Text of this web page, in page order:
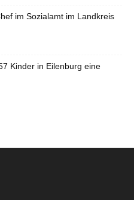
im Sozialamt im Landkreis
Kinder in Eilenburg eine